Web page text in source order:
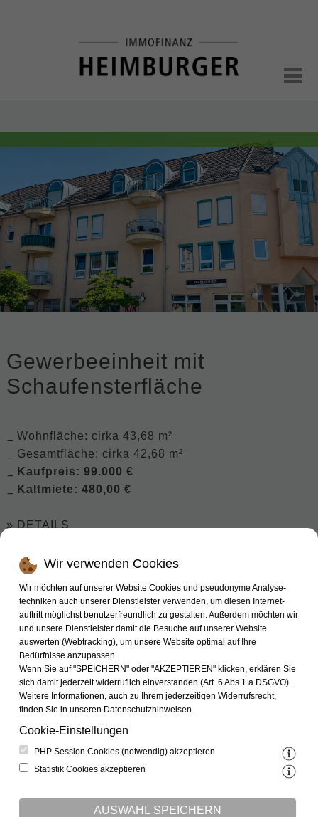
Gewerbeeinheit mit
Schaufensterfläche
Wohnfläche: cirka 43,68 m²
Gesamtfläche: cirka 42,68 m²
Kaufpreis: 99.000 €
Kaltmiete: 480,00 €
» DETAILS
Wir verwenden Cookies
Wir möchten auf unserer Website Cookies und pseudonyme Analyse­
techniken auch unserer Dienst­leister verwenden, um diesen Internet­
auftritt möglichst benutzer­freundlich zu gestalten. Außerdem möchten wir
und unsere Dienstleister damit die Besuche auf unserer Website
auswerten (Webtracking), um unsere Website optimal auf Ihre
Bedürfnisse anzupassen.
Wenn Sie auf "SPEICHERN" oder "AKZEPTIEREN" klicken, erklären Sie
sich damit jederzeit widerruflich ein­ver­standen (Art. 6 Abs.1 a DSGVO).
Weitere Informationen, auch zu Ihrem jederzeitigen Wider­rufs­recht,
finden Sie in unseren Datenschutz­hinweisen.
Cookie-Einstellungen
PHP Session Cookies (notwendig) akzeptieren
Statistik Cookies akzeptieren
AUSWAHL SPEICHERN